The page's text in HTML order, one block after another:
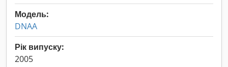
Модель:
DNAA
Рік випуску:
2005